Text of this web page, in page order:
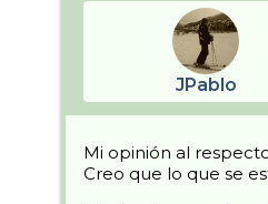
It's a powder da
Diario de un friki
Nevasport Chile
Revista NIX
Metiendo Cantos
JPablo
Mi opinión al
Creo que lo que se